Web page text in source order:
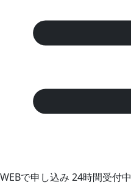
WEBで申し込み 24時間受付中